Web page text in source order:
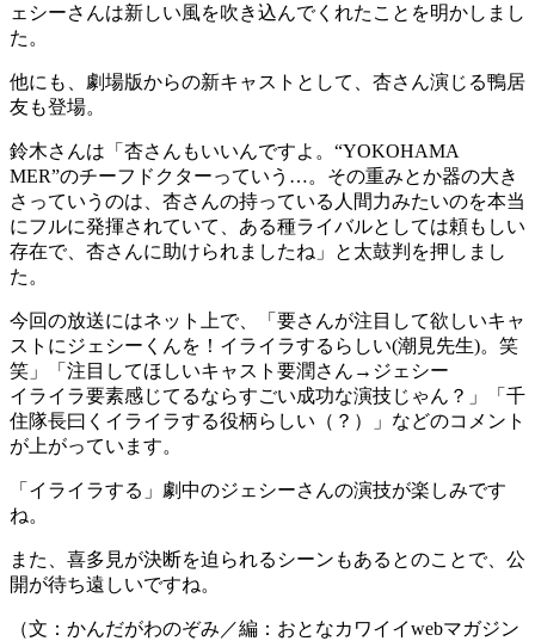
ェシーさんは新しい風を吹き込んでくれたことを明かしまし
た。
他にも、劇場版からの新キャストとして、杏さん演じる鴨居
友も登場。
鈴木さんは「杏さんもいいんですよ。“YOKOHAMA
MER”のチーフドクターっていう…。その重みとか器の大き
さっていうのは、杏さんの持っている人間力みたいのを本当
にフルに発揮されていて、ある種ライバルとしては頼もしい
存在で、杏さんに助けられましたね」と太鼓判を押しまし
た。
今回の放送にはネット上で、「要さんが注目して欲しいキャ
ストにジェシーくんを！イライラするらしい(潮見先生)。笑
笑」「注目してほしいキャスト要潤さん→ジェシー
イライラ要素感じてるならすごい成功な演技じゃん？」「千
住隊長曰くイライラする役柄らしい（？）」などのコメント
が上がっています。
「イライラする」劇中のジェシーさんの演技が楽しみです
ね。
また、喜多見が決断を迫られるシーンもあるとのことで、公
開が待ち遠しいですね。
（文：かんだがわのぞみ／編：おとなカワイイwebマガジン